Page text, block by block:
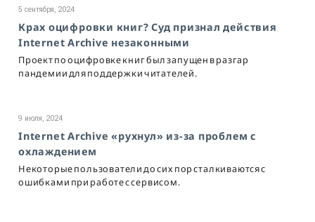
5 сентября, 2024
Крах оцифровки книг? Суд признал действия
Internet Archive незаконными
Проект по оцифровке книг был запущен в разгар
пандемии для поддержки читателей.
9 июля, 2024
Internet Archive «рухнул» из-за проблем с
охлаждением
Некоторые пользователи до сих пор сталкиваются с
ошибками при работе с сервисом.